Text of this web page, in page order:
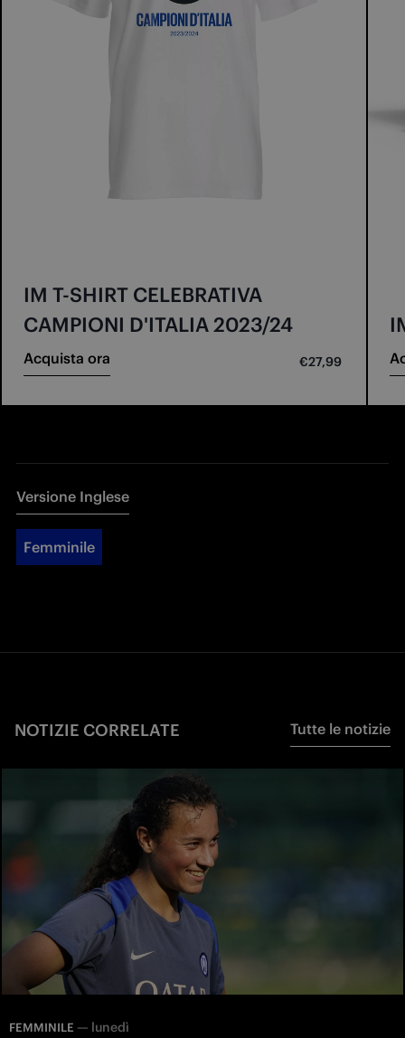
IM T-SHIRT CELEBRATIVA
CAMPIONI D'ITALIA 2023/24
Acquista ora €27,99
Versione Inglese
Femminile
NOTIZIE CORRELATE Tutte le notizie
FEMMINILE — lunedì